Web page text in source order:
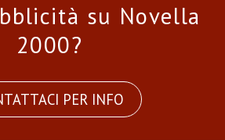
su Novella
2000?
PER INFO